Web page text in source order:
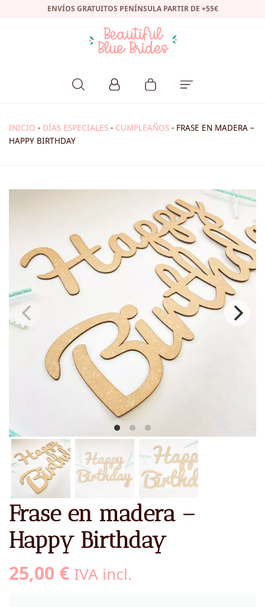
ENVÍOS GRATUITOS PENÍNSULA PARTIR DE +55€
INICIO - DÍAS ESPECIALES - CUMPLEAÑOS - FRASE EN MADERA –
HAPPY BIRTHDAY
Frase en madera –
Happy Birthday
25,00 € IVA incl.